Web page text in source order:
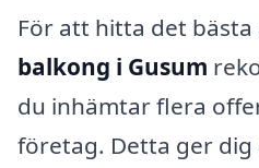
För att hitta det
balkong i Gusum
du inhämtar flera
företag. Detta ger